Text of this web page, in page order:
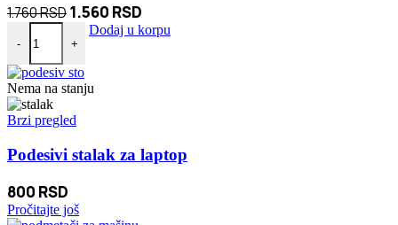
1.760RSDOriginalna
cena
je
bila:
1.760 RSD.
1.560 RSD
cena
-
Pametni sef u obliku knjige količina
+
Dodaj u korpu
Nema na stanju
Brzi pregled
Podesivi stalak za laptop
800 RSD
Pročitajte još